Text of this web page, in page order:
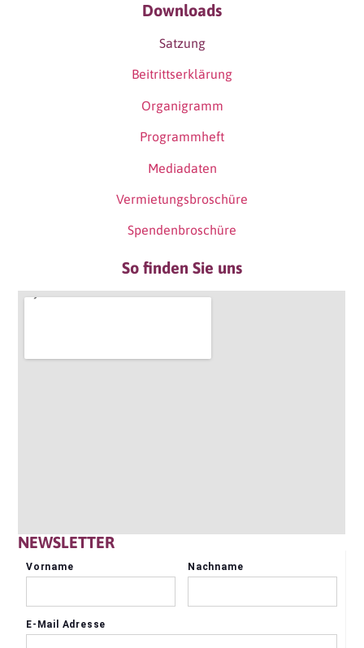
Downloads
Satzung
Beitrittserklärung
Organigramm
Programmheft
Mediadaten
Vermietungsbroschüre
Spendenbroschüre
So finden Sie uns
NEWSLETTER